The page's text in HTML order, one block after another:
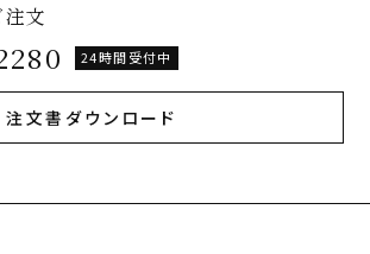
文
24時間受付中
注文書ダウンロード